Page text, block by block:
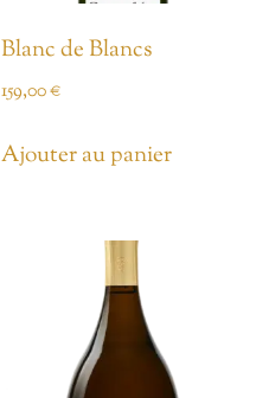
Blanc de Blancs
159,00€
Ajouter au panier